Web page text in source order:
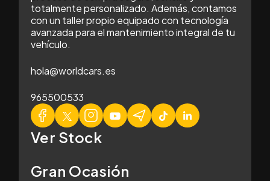
totalmente personalizado. Además, contamos
con un taller propio equipado con tecnología
avanzada para el mantenimiento integral de tu
vehículo.
hola@worldcars.es
965500533
Ver Stock
Gran Ocasión